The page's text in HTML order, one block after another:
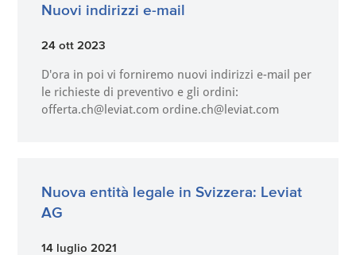
Nuovi indirizzi e-mail
24 ott 2023
D'ora in poi vi forniremo nuovi indirizzi e-mail per
le richieste di preventivo e gli ordini:
offerta.ch@leviat.com ordine.ch@leviat.com
Nuova entità legale in Svizzera: Leviat
AG
14 luglio 2021